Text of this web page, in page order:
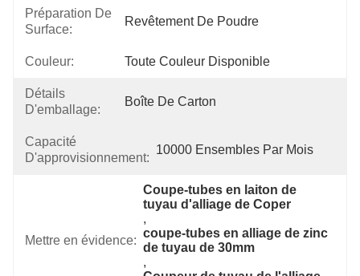
Préparation De
Surface:
Revêtement De Poudre
Couleur: Toute Couleur Disponible
Détails
D'emballage:
Boîte De Carton
Capacité
D'approvisionnement:
10000 Ensembles Par Mois
Mettre en évidence:
Coupe-tubes en laiton de
tuyau d'alliage de Coper
,
coupe-tubes en alliage de zinc
de tuyau de 30mm
,